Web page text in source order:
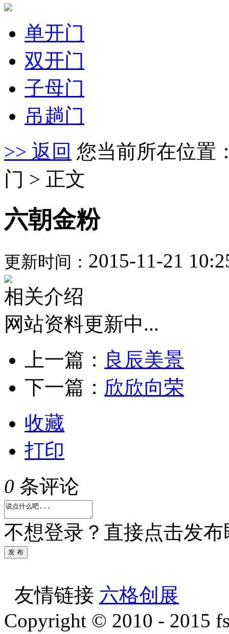
单开门
双开门
子母门
吊趟门
>> 返回 您当前所在位置
门 > 正文
六朝金粉
更新时间： 2015-11-21
相关介绍
网站资料更新中...
上一篇： 良辰美景
下一篇： 欣欣向荣
收藏
打印
0 条评论
不想登录？直接点击发
发 布
友情链接 六格创展
Copyright © 2010 - 2015